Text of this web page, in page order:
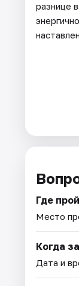
разнице
Где
Место
Когда
Дата и